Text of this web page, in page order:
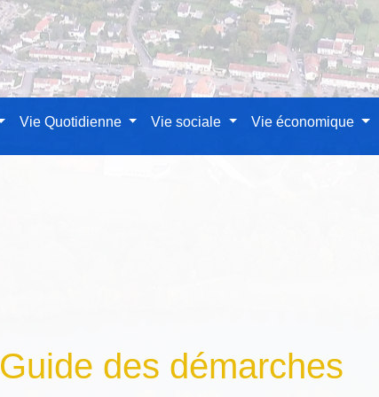
Vie Quotidienne Vie sociale Vie économique
Guide des démarches